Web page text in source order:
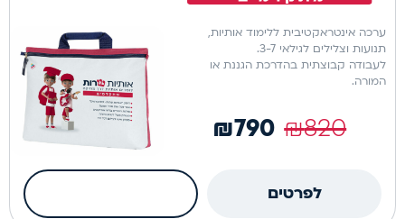
ערכה אינטראקטיבית ללימוד אותיות,
תנועות וצלילים לגילאי 3-7.
לעבודה קבוצתית בהדרכת הגננת או
המורה.
₪820
₪790
לפרטים
כמות
של